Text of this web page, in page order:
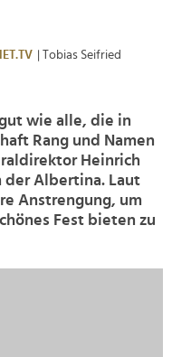
| Tobias Seifried
wie alle, die in
Rang und Namen
Heinrich
der Albertina. Laut
Anstrengung, um
Fest bieten zu